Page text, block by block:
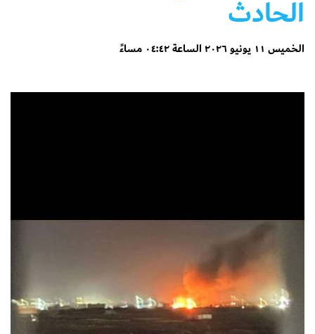
الحادث
الخميس ١١ يونيو ٢٠٢٦ الساعة ٠٤:٤٢ مساءً